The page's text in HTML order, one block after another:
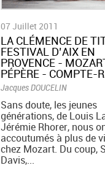
07 Juillet 2011
LA CLÉMENCE DE
FESTIVAL D’AIX EN
PROVENCE -
PÉPÈRE - COMPTE-
Jacques DOUCELIN
Sans doute, les jeunes
générations, de Louis
Jérémie Rhorer, nous
accoutumés à plus de
chez Mozart. Du coup,
Davis,...